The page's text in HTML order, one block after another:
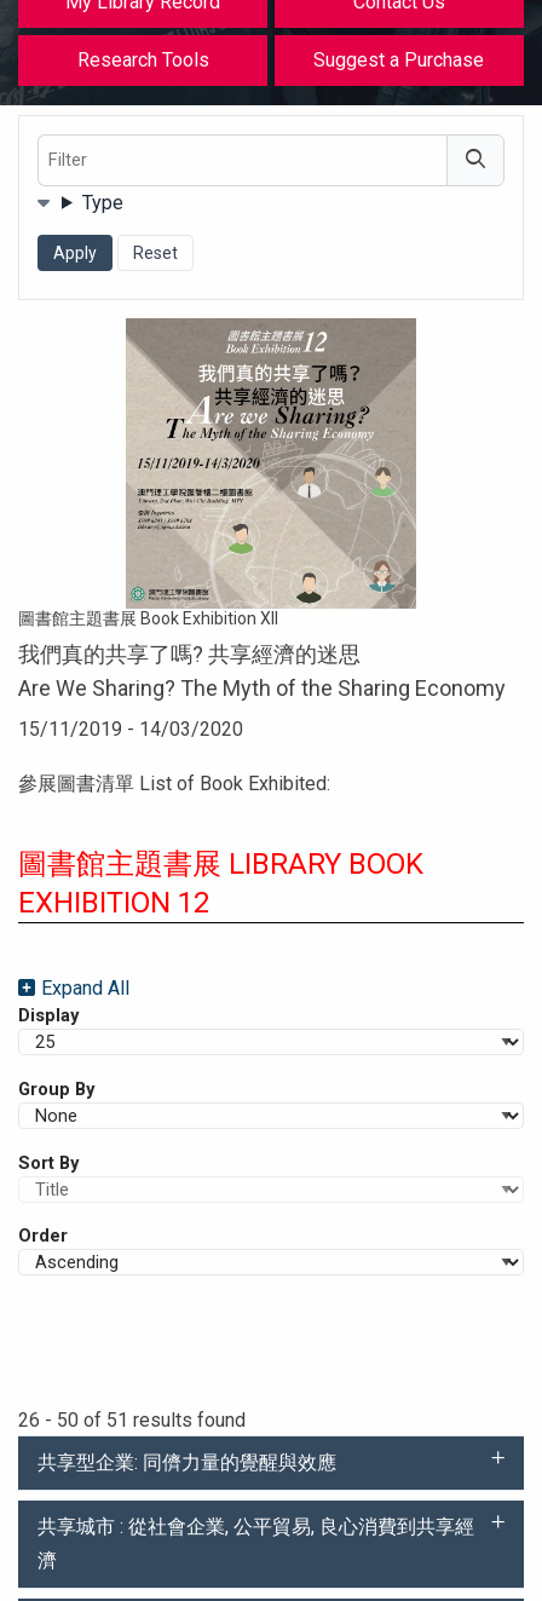
Research Tools Suggest a Purchase
Filter
Filters
Type
圖書館主題書展 Book Exhibition XII
我們真的共享了嗎? 共享經濟的迷思
Are We Sharing? The Myth of the Sharing Economy
15/11/2019 - 14/03/2020
參展圖書清單 List of Book Exhibited:
圖書館主題書展 LIBRARY BOOK
EXHIBITION 12
Expand All
Display
Group By
Sort By
Order
26 - 50 of 51 results found
共享型企業: 同儕力量的覺醒與效應
共享城市 : 從社會企業, 公平貿易, 良心消費到共享經
濟